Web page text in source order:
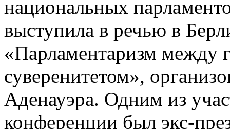
национальных
выступила в речью в
«Парламентаризм между
суверенитетом»,
Аденауэра. Одним из
конференции был экс-